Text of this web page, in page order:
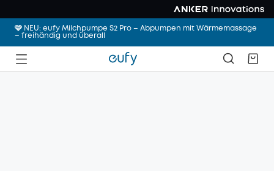
🩷 NEU: eufy Milchpumpe S2 Pro – Abpumpen mit Wärmemassage
– freihändig und überall